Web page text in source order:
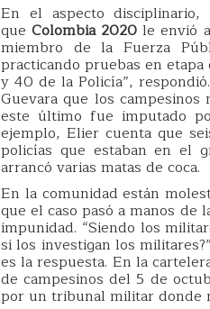
En el aspecto
queColombia 2020 le envió
miembro de la Fuerza
practicando pruebas en
y 40 de la Policía”,
Guevara que los
este último fue imputado
ejemplo, Elier cuenta que
policías que estaban en el
arrancó varias matas de coca.
En la comunidad están
que el caso pasó a manos
impunidad. “Siendo los
si los investigan los
es la respuesta. En la
de campesinos del 5 de
por un tribunal militar donde